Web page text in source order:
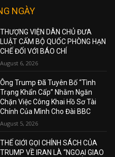
NGÀY
THƯỢNG VIỆN DÂN CHỦ ĐƯA
LUẬT CẤM BỘ QUỐC PHÒNG HẠN
CHẾ ĐỐI VỚI BÁO CHÍ
August 6, 2026
Ông Trump Đã Tuyên Bố “Tình
Trạng Khẩn Cấp” Nhằm Ngăn
Chặn Việc Công Khai Hồ Sơ Tài
Chính Của Mình Cho Đài BBC
August 5, 2026
THẾ GIỚI GỌI CHÍNH SÁCH CỦA
TRUMP VỀ IRAN LÀ “NGOẠI GIAO